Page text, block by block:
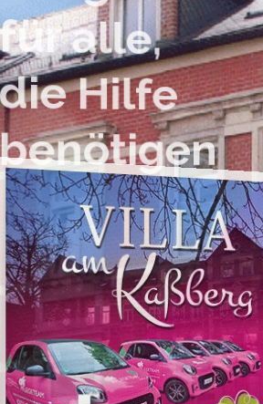
für alle,
die Hilfe
benötigen